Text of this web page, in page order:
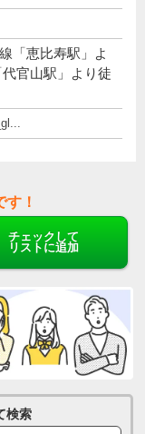
「恵比寿駅」よ
官山駅」より徒
す！
チェックして
リストに追加
検索